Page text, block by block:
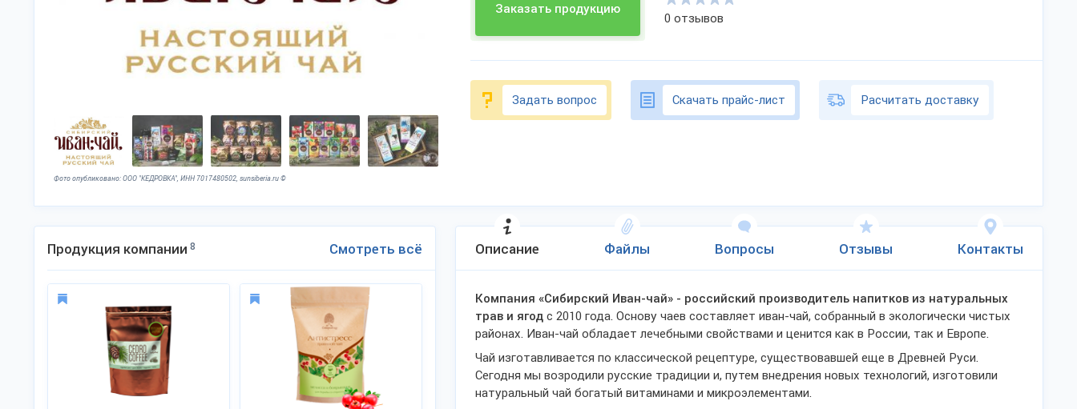
Фото опубликовано: ООО "КЕДРОВКА", ИНН 7017480502, sunsiberia.ru ©
Заказать продукцию
0 отзывов
Задать вопрос Скачать прайс-лист Расчитать доставку
Описание Файлы Вопросы Отзывы Контакты
Компания «Сибирский Иван-чай» - российский производитель напитков из натуральных
трав и ягод с 2010 года. Основу чаев составляет иван-чай, собранный в экологически чистых
районах. Иван-чай обладает лечебными свойствами и ценится как в России, так и Европе.
Чай изготавливается по классической рецептуре, существовавшей еще в Древней Руси.
Сегодня мы возродили русские традиции и, путем внедрения новых технологий, изготовили
натуральный чай богатый витаминами и микроэлементами.
Продукция компании 8 Смотреть всё